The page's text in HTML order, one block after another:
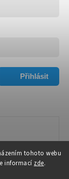
tohoto webu
informací zde.
Přihlásit